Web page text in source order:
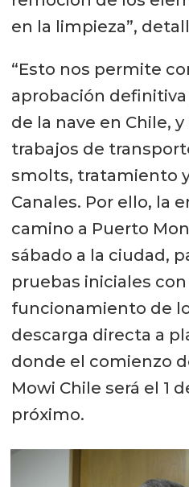
en la limpieza”,
“Esto nos permite
aprobación definitiva
de la nave en Chile,
trabajos de
smolts, tratamiento
Canales. Por ello, la
camino a Puerto
sábado a la ciudad,
pruebas iniciales
funcionamiento de
descarga directa a
donde el comienzo
Mowi Chile será el 1
próximo.